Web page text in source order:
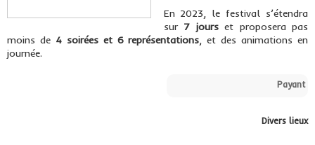
En 2023, le festival s’étendra
sur 7 jourset proposera pas
moins de 4 soirées et 6 représentations, et des animations en
journée.
Payant
Divers lieux